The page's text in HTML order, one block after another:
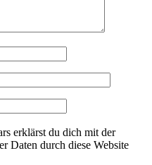
erklärst du dich mit der
Daten durch diese Website